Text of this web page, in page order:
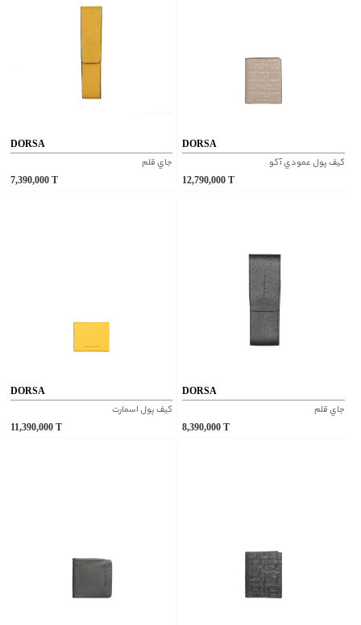
DORSA
جاي قلم
7,390,000
DORSA
کيف پول عمودي آکو
12,790,000
DORSA
کيف پول اسمارت
11,390,000
DORSA
جاي قلم
8,390,000